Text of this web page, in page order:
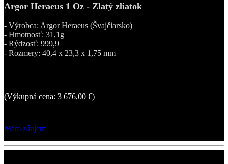
Argor Heraeus 1 Oz - Zlatý zliatok
- Výrobca: Argor Heraeus (Švajčiarsko)
- Hmotnosť: 31,1g
- Rýdzosť: 999,9
- Rozmery: 40,4 x 23,3 x 1,75 mm
(Výkupná cena: 3 676,00 €)
Mám záujem